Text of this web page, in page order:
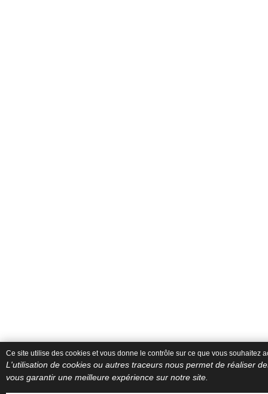
Ce site utilise des cookies et vous donne le contrôle sur ce que vous souhaitez
L'utilisation de cookies ou autres traceurs nous permet de réaliser
vous garantir une meilleure expérience sur notre site.